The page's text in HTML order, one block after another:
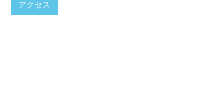
アクセス